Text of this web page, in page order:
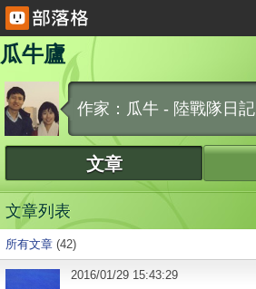
瓜牛廬
作家：瓜牛 - 陸戰隊日記
文章
文章列表
所有文章 (42)
2016/01/29 15:43:29